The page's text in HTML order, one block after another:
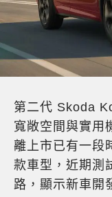
第二代 Skoda
寬敞空間與實用
離上市已有一段
款車型，近期測
路，顯示新車開